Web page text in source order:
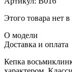
Этого товара нет
О модели
Доставка и оплата
Кепка